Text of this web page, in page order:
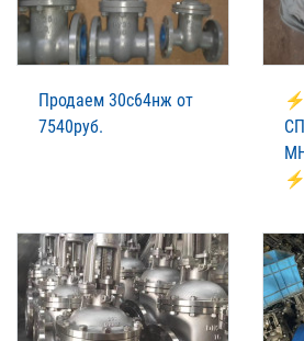
Продаем 30с64нж от
7540руб.
⚡